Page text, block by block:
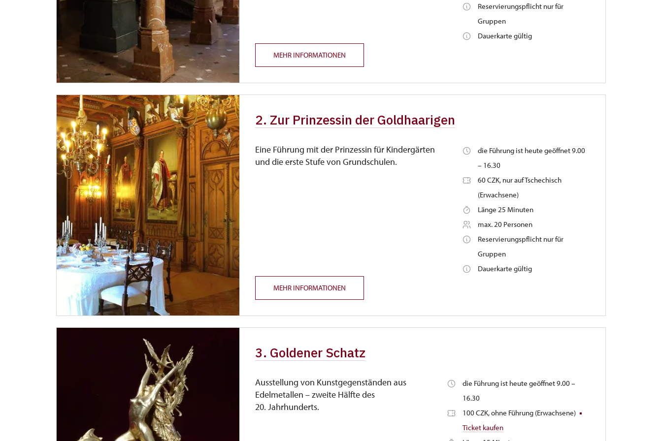
Reservierungspflicht nur für
Gruppen
Dauerkarte gültig
MEHR INFORMATIONEN
2. Zur Prinzessin der Goldhaarigen
Eine Führung mit der Prinzessin für Kindergärten
und die erste Stufe von Grundschulen.
die Führung ist heute geöffnet 9.00
– 16.30
60 CZK, nur auf Tschechisch
(Erwachsene)
Länge 25 Minuten
max. 20 Personen
Reservierungspflicht nur für
Gruppen
Dauerkarte gültig
MEHR INFORMATIONEN
3. Goldener Schatz
Ausstellung von Kunstgegenständen aus
Edelmetallen – zweite Hälfte des
20. Jahrhunderts.
die Führung ist heute geöffnet 9.00 –
16.30
100 CZK, ohne Führung (Erwachsene)
Ticket kaufen